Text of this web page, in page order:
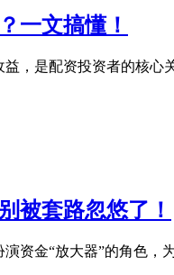
一文搞懂！
，是配资投资者的核
被套路忽悠了！
资金“放大器”的角色